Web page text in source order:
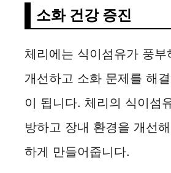
소화 건강 증진
체리에는 식이섬유가 풍부
개선하고 소화 문제를 해
이 됩니다. 체리의 식이섬
방하고 장내 환경을 개선
하게 만들어줍니다.